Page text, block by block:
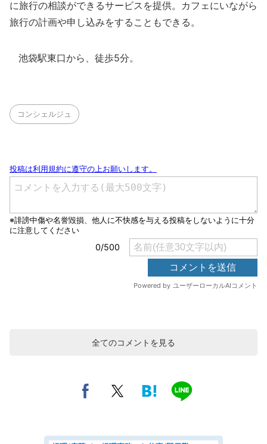
に旅行の相談ができるサービスを提供。カフェにいながら
旅行の計画や申し込みをすることもできる。
池袋駅東口から、徒歩5分。
コンシェルジュ
全てのコメントを見る